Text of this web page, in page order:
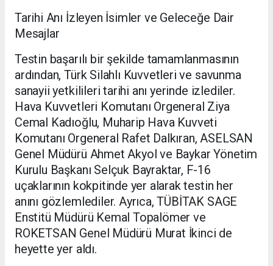
Tarihi Anı İzleyen İsimler ve Geleceğe Dair
Mesajlar
Testin başarılı bir şekilde tamamlanmasının
ardından, Türk Silahlı Kuvvetleri ve savunma
sanayii yetkilileri tarihi anı yerinde izlediler.
Hava Kuvvetleri Komutanı Orgeneral Ziya
Cemal Kadıoğlu, Muharip Hava Kuvveti
Komutanı Orgeneral Rafet Dalkıran, ASELSAN
Genel Müdürü Ahmet Akyol ve Baykar Yönetim
Kurulu Başkanı Selçuk Bayraktar, F-16
uçaklarının kokpitinde yer alarak testin her
anını gözlemlediler. Ayrıca, TÜBİTAK SAGE
Enstitü Müdürü Kemal Topalömer ve
ROKETSAN Genel Müdürü Murat İkinci de
heyette yer aldı.